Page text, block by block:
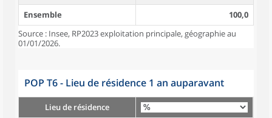
Ensemble
100,0
Source : Insee, RP2023 exploitation principale, géographie au
01/01/2026.
POP T6 - Lieu de résidence 1 an auparavant
Lieu de résidence